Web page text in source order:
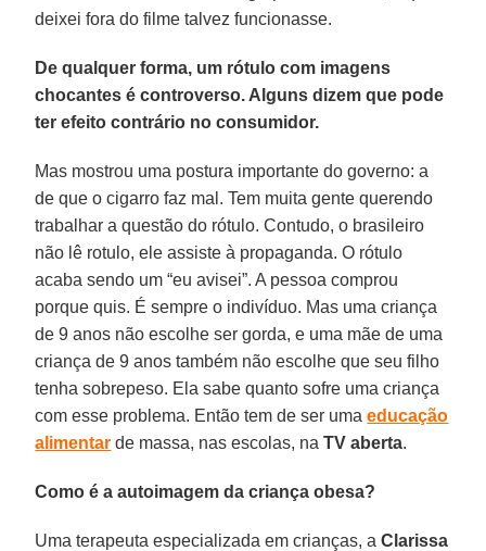
deixei fora do filme talvez funcionasse.
De qualquer forma, um rótulo com imagens
chocantes é controverso. Alguns dizem que pode
ter efeito contrário no consumidor.
Mas mostrou uma postura importante do governo: a
de que o cigarro faz mal. Tem muita gente querendo
trabalhar a questão do rótulo. Contudo, o brasileiro
não lê rotulo, ele assiste à propaganda. O rótulo
acaba sendo um “eu avisei”. A pessoa comprou
porque quis. É sempre o indivíduo. Mas uma criança
de 9 anos não escolhe ser gorda, e uma mãe de uma
criança de 9 anos também não escolhe que seu filho
tenha sobrepeso. Ela sabe quanto sofre uma criança
com esse problema. Então tem de ser umaeducação
alimentar de massa, nas escolas, naTV aberta.
Como é a autoimagem da criança obesa?
Uma terapeuta especializada em crianças, aClarissa